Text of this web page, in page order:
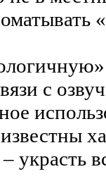
с
– украсть